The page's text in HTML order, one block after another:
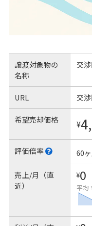
譲渡対象物の
名称
交
URL 交
希望売却価格 ¥
評価倍率 60
売上/月（直
近）
¥0
平均